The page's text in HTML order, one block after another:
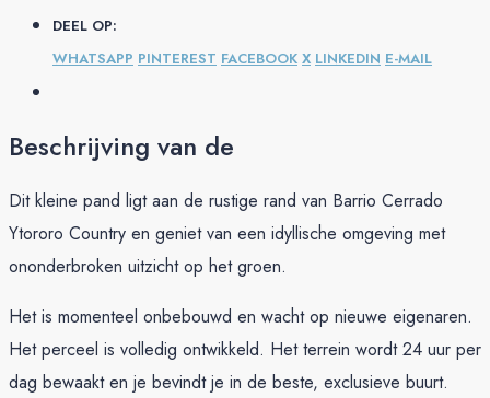
DEEL OP:
WHATSAPP PINTEREST FACEBOOK X LINKEDIN E-MAIL
Beschrijving van de
Dit kleine pand ligt aan de rustige rand van Barrio Cerrado
Ytororo Country en geniet van een idyllische omgeving met
ononderbroken uitzicht op het groen.
Het is momenteel onbebouwd en wacht op nieuwe eigenaren.
Het perceel is volledig ontwikkeld. Het terrein wordt 24 uur per
dag bewaakt en je bevindt je in de beste, exclusieve buurt.